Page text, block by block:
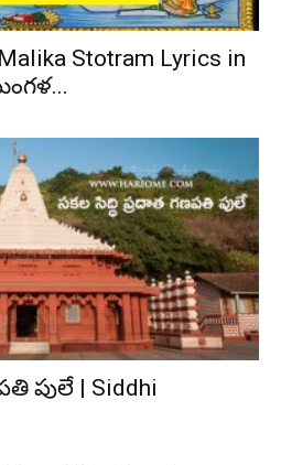
Stotram Lyrics in
పులే | Siddhi